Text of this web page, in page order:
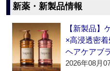
新薬・新製品情報
【新製品】
×高浸透密
ヘアケアブ
2026年08月